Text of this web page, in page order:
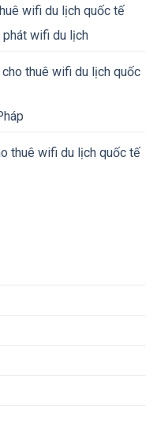
wifi du lịch quốc tế
wifi du lịch
thuê wifi du lịch quốc
thuê wifi du lịch quốc tế